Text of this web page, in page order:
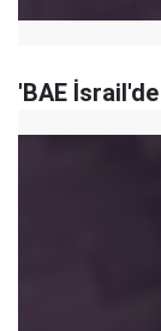
'BAE